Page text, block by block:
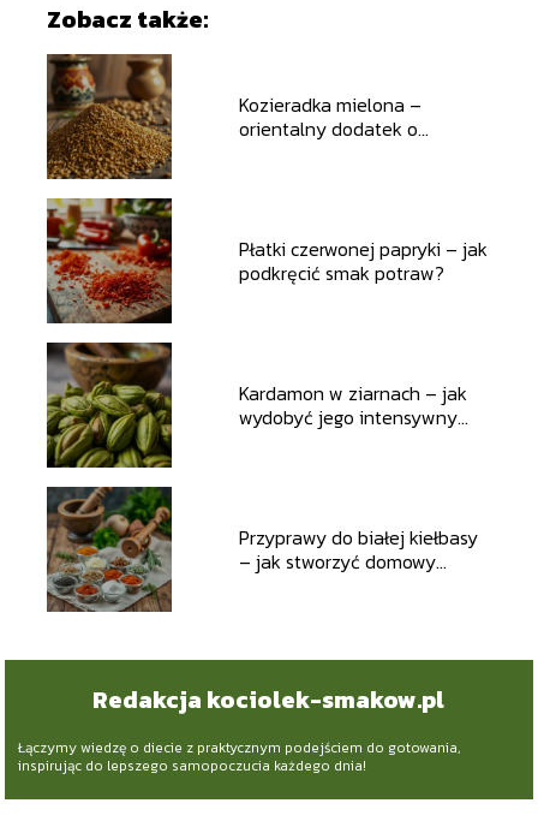
Zobacz także:
Kozieradka mielona –
orientalny dodatek o
Płatki czerwonej papryki – jak
podkręcić smak potraw?
Kardamon w ziarnach – jak
wydobyć jego intensywny
Przyprawy do białej kiełbasy
– jak stworzyć domowy
Redakcja kociolek-smakow.pl
Łączymy wiedzę o diecie z praktycznym podejściem do gotowania,
inspirując do lepszego samopoczucia każdego dnia!